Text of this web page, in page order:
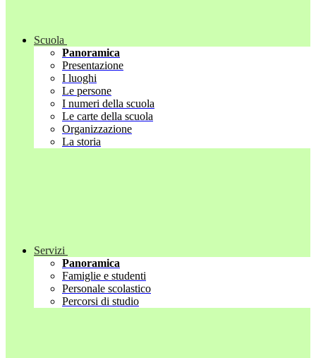
Scuola
Panoramica
Presentazione
I luoghi
Le persone
I numeri della scuola
Le carte della scuola
Organizzazione
La storia
Servizi
Panoramica
Famiglie e studenti
Personale scolastico
Percorsi di studio